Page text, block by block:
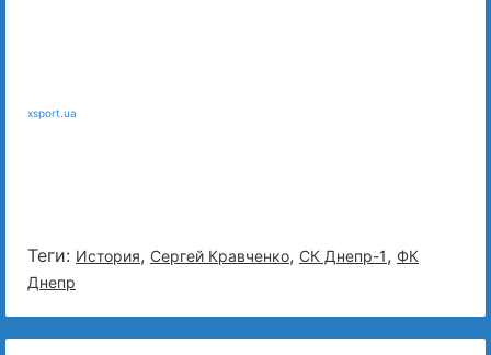
xsport.ua
Теги: История, Сергей Кравченко, СК Днепр-1, ФК
Днепр